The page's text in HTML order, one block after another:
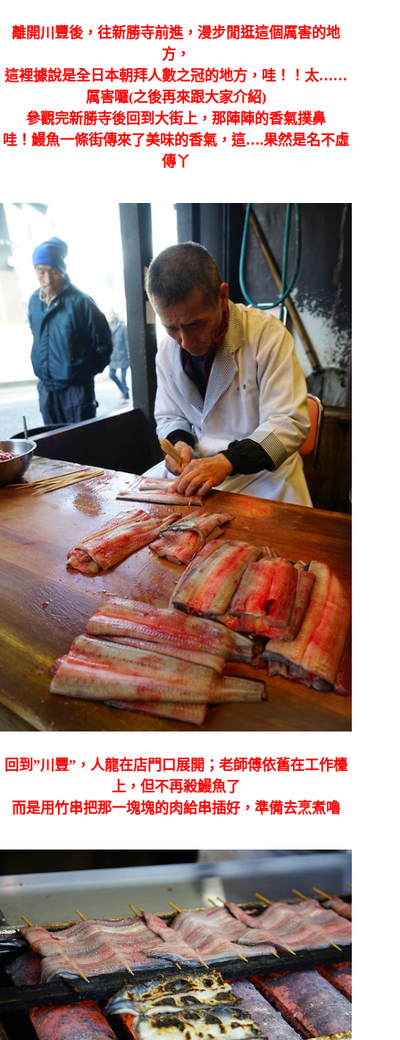
離開川豐後，往新勝寺前進，漫步閒逛這個厲害的地
方，
這裡據說是全日本朝拜人數之冠的地方，哇！！太……
厲害囉(之後再來跟大家介紹)
參觀完新勝寺後回到大街上，那陣陣的香氣撲鼻
哇！鰻魚一條街傳來了美味的香氣，這….果然是名不虛
傳丫
回到”川豐”，人龍在店門口展開；老師傅依舊在工作檯
上，但不再殺鰻魚了
而是用竹串把那一塊塊的肉給串插好，準備去烹煮嚕